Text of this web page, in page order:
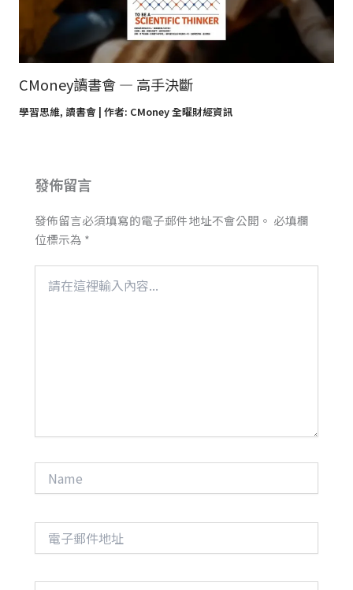
CMoney讀書會 — 高手決斷
學習思維, 讀書會| 作者: CMoney 全曜財經資訊
發佈留言
發佈留言必須填寫的電子郵件地址不會公開。 必填欄
位標示為 *